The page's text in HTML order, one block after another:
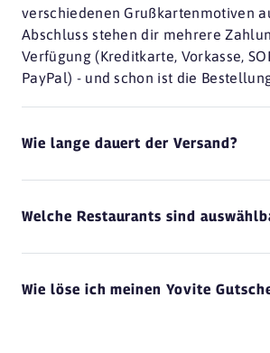
verschiedenen Grußkartenmotiven
Abschluss stehen dir mehrere
Verfügung (Kreditkarte, Vorkasse,
PayPal) - und schon ist die
Wie lange dauert der Versand?
Welche Restaurants sind
Wie löse ich meinen Yovite